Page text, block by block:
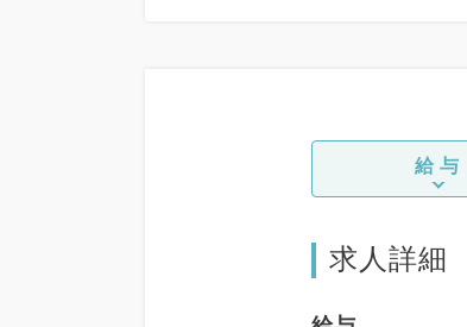
給与
求人詳細